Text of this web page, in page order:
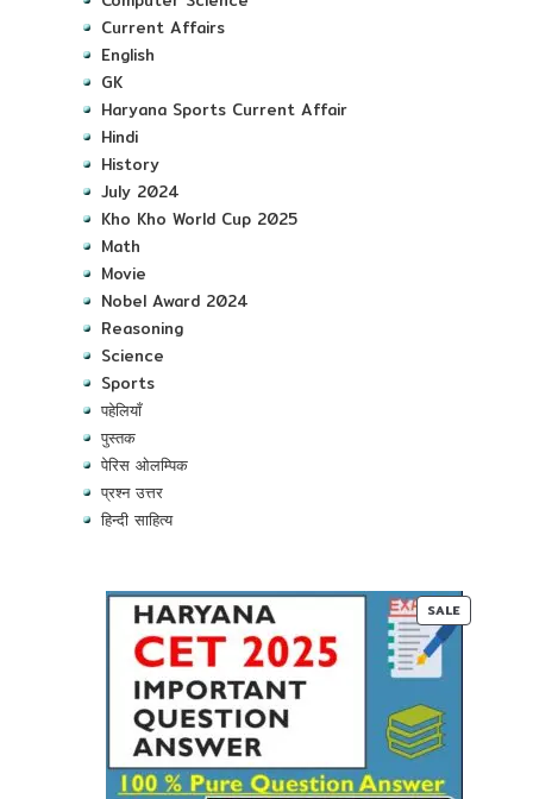
Current Affairs
English
GK
Haryana Sports Current Affair
Hindi
History
July 2024
Kho Kho World Cup 2025
Math
Movie
Nobel Award 2024
Reasoning
Science
Sports
पहेलियाँ
पुस्तक
पेरिस ओलम्पिक
प्रश्न उत्तर
हिन्दी साहित्य
SALE